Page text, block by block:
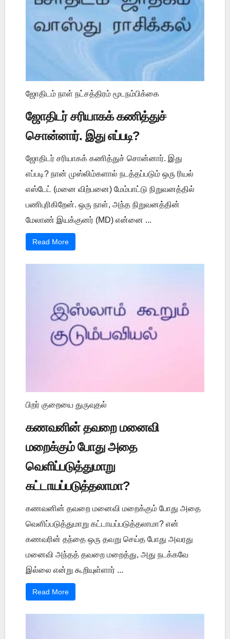
ஜோதிடம் நாள் நட்சத்திரம் மூடநம்பிக்கை
ஜோதிடர் சரியாகக் கணித்துச்
சொன்னார். இது எப்படி?
ஜோதிடர் சரியாகக் கணித்துச் சொன்னார். இது
எப்படி? நான் முஸ்லிம்களால் நடத்தப்படும் ஒரு ரியல்
எஸ்டேட் (மனை விற்பனை) மேம்பாட்டு நிறுவனத்தில்
பணிபுரிகிறேன். ஒரு நாள், அந்த நிறுவனத்தின்
மேலாண் இயக்குனர் (MD) என்னை ...
Read More
பிறர் குறையை துருவுதல்
கணவனின் தவறை மனைவி
மறைக்கும் போது அதை
வெளிப்படுத்துமாறு
கட்டாயப்படுத்தலாமா?
கணவனின் தவறை மனைவி மறைக்கும் போது அதை
வெளிப்படுத்துமாறு கட்டாயப்படுத்தலாமா? என்
கணவரின் தந்தை ஒரு தவறு செய்த போது அவரது
மனைவி அந்தத் தவறை மறைத்து, அது நடக்கவே
இல்லை என்று கூறியுள்ளார் ...
Read More